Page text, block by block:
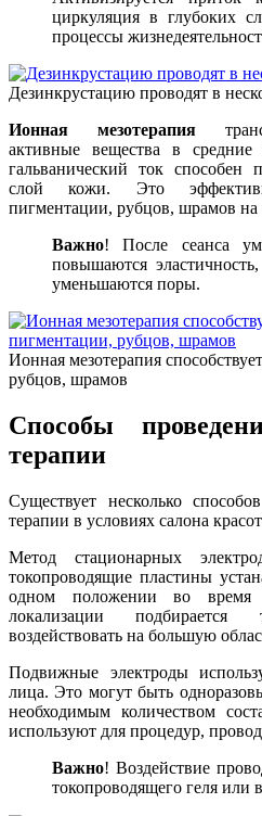
циркуляция в глубоких
процессы
Дезинкрустацию проводят в
Ионная мезотерапия
активные вещества в
гальванический ток способен
слой кожи. Это
пигментации, рубцов, шрамов на
Важно! После сеанса
повышаются
уменьшаются поры.
Ионная мезотерапия
рубцов, шрамов
Способы
терапии
Существует несколько
терапии в условиях салона
Метод стационарных
токопроводящие пластины
одном положении во время
локализации
воздействовать на большую
Подвижные электроды
лица. Это могут быть
необходимым количеством
используют для процедур,
Важно! Воздействие
токопроводящего геля или